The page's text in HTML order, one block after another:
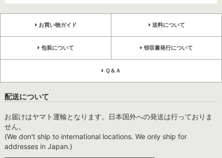
お買い物ガイド 送料について
包装について 領収書発行について
Ｑ＆Ａ
配送について
お届けはヤマト運輸となります。日本国外への発送は行っておりま
せん。
(We don't ship to international locations. We only ship for
addresses in Japan.)